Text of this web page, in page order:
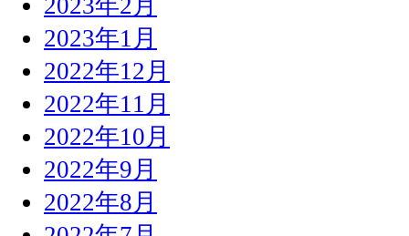
2023年2月
2023年1月
2022年12月
2022年11月
2022年10月
2022年9月
2022年8月